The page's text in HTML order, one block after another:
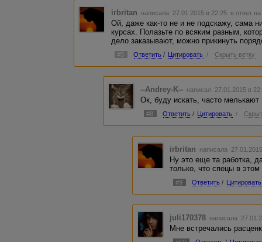
irbritan написала 27.01.2015 в 22:25 в ответ
Ой, даже как-то не и не подскажу, сама
курсах. Полазьте по всяким разным,
дело заказывают, можно прикинуть
#5 Ответить / Цитировать / Скрыть ветку
--Andrey-K-- написал 27.01.2015 в
Ок, буду искать, часто мелькают
#8 Ответить / Цитировать /
irbritan написала
Ну это еще та работка,
только, что спецы в
#9 Ответить / Цитировать
juli170378 написала
Мне встречались